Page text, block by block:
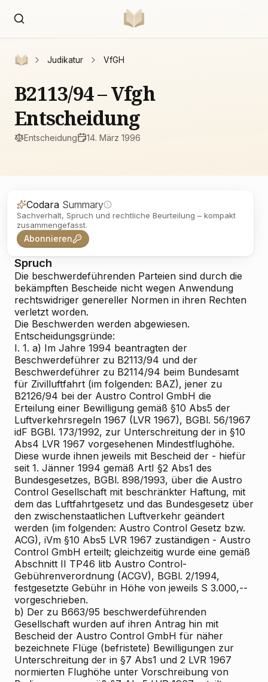
Judikatur VfGH
B2113/94 – Vfgh
Entscheidung
Entscheidung 14. März 1996
Codara Summary
Sachverhalt, Spruch und rechtliche Beurteilung – kompakt
zusammengefasst.
Abonnieren
Spruch
Die beschwerdeführenden Parteien sind durch die
bekämpften Bescheide nicht wegen Anwendung
rechtswidriger genereller Normen in ihren Rechten
verletzt worden.
Die Beschwerden werden abgewiesen.
Entscheidungsgründe:
I. 1. a) Im Jahre 1994 beantragten der
Beschwerdeführer zu B2113/94 und der
Beschwerdeführer zu B2114/94 beim Bundesamt
für Zivilluftfahrt (im folgenden: BAZ), jener zu
B2126/94 bei der Austro Control GmbH die
Erteilung einer Bewilligung gemäß §10 Abs5 der
Luftverkehrsregeln 1967 (LVR 1967), BGBl. 56/1967
idF BGBl. 173/1992, zur Unterschreitung der in §10
Abs4 LVR 1967 vorgesehenen Mindestflughöhe.
Diese wurde ihnen jeweils mit Bescheid der - hiefür
seit 1. Jänner 1994 gemäß ArtI §2 Abs1 des
Bundesgesetzes, BGBl. 898/1993, über die Austro
Control Gesellschaft mit beschränkter Haftung, mit
dem das Luftfahrtgesetz und das Bundesgesetz über
den zwischenstaatlichen Luftverkehr geändert
werden (im folgenden: Austro Control Gesetz bzw.
ACG), iVm §10 Abs5 LVR 1967 zuständigen - Austro
Control GmbH erteilt; gleichzeitig wurde eine gemäß
Abschnitt II TP46 litb Austro Control-
Gebührenverordnung (ACGV), BGBl. 2/1994,
festgesetzte Gebühr in Höhe von jeweils S 3.000,--
vorgeschrieben.
b) Der zu B663/95 beschwerdeführenden
Gesellschaft wurden auf ihren Antrag hin mit
Bescheid der Austro Control GmbH für näher
bezeichnete Flüge (befristete) Bewilligungen zur
Unterschreitung der in §7 Abs1 und 2 LVR 1967
normierten Flughöhe unter Vorschreibung von